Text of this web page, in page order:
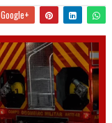
Google+